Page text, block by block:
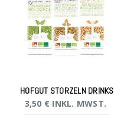
HOFGUT STORZELN DRINKS
3,50 € INKL. MWST.